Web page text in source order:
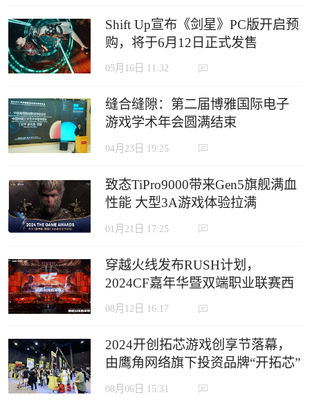
Shift Up宣布《剑星》PC版开启预
购，将于6月12日正式发售
05月16日 11:32
缝合缝隙：第二届博雅国际电子
游戏学术年会圆满结束
04月23日 19:25
致态TiPro9000带来Gen5旗舰满血
性能 大型3A游戏体验拉满
01月21日 17:25
穿越火线发布RUSH计划，
2024CF嘉年华暨双端职业联赛西
安收官
08月12日 16:17
2024开创拓芯游戏创享节落幕，
由鹰角网络旗下投资品牌“开拓芯”
举办
08月06日 15:31